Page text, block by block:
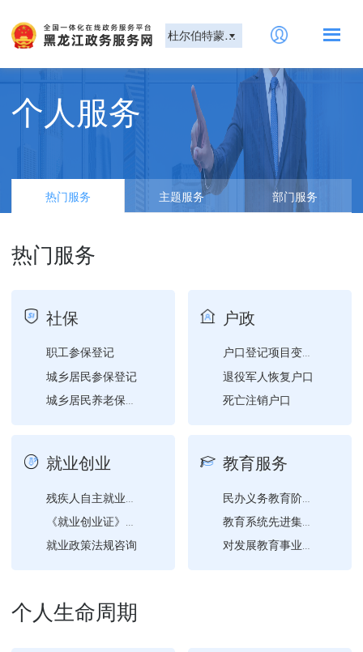
杜尔伯特蒙古族自治县
个人服务
热门服务 主题服务 部门服务
热门服务
社保
职工参保登记
城乡居民参保登记
城乡居民养老保险参保登记
户政
户口登记项目变更更正证明
退役军人恢复户口
死亡注销户口
就业创业
《就业创业证》申领
就业政策法规咨询
教育服务
教育系统先进集体、模范教...
对发展教育事业做出突出贡...
个人生命周期